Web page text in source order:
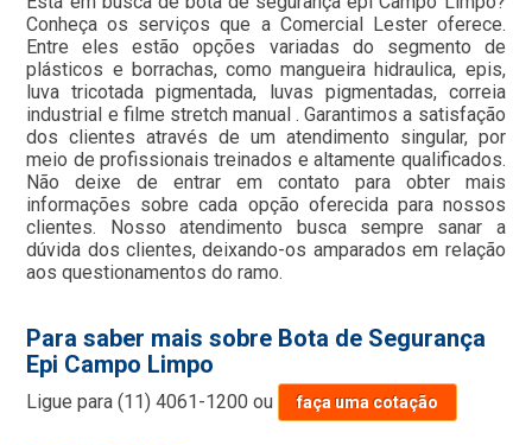
Conheça os serviços que a Comercial Lester oferece.
Entre eles estão opções variadas do segmento de
plásticos e borrachas, como mangueira hidraulica, epis,
luva tricotada pigmentada, luvas pigmentadas, correia
industrial e filme stretch manual . Garantimos a satisfação
dos clientes através de um atendimento singular, por
meio de profissionais treinados e altamente qualificados.
Não deixe de entrar em contato para obter mais
informações sobre cada opção oferecida para nossos
clientes. Nosso atendimento busca sempre sanar a
dúvida dos clientes, deixando-os amparados em relação
aos questionamentos do ramo.
Para saber mais sobre Bota de Segurança
Epi Campo Limpo
Ligue para(11) 4061-1200 ou faça uma cotação